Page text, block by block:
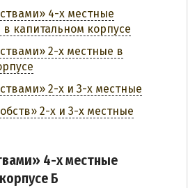
Посада
ЗАЛИВА
4-х местные
капитальном корпусе
2-х местные в
2-х и 3-х местные
2-х и 3-х местные
4-х местные
Б